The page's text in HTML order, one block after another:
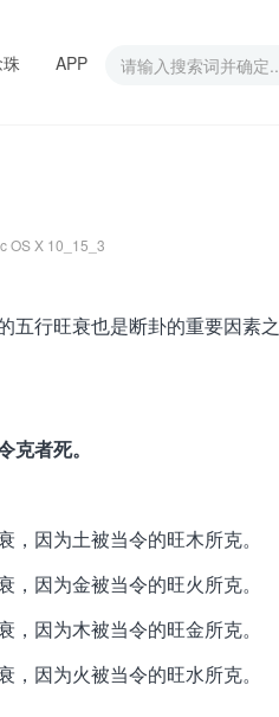
APP
OS X 10_15_3
五行旺衰也是断卦的重要因素之
者死。
因为土被当令的旺木所克。
因为金被当令的旺火所克。
因为木被当令的旺金所克。
因为火被当令的旺水所克。